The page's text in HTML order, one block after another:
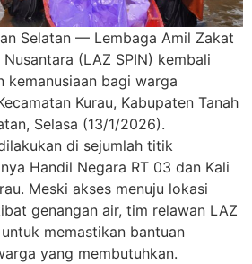
Selatan — Lembaga Amil Zakat
(LAZ SPIN) kembali
kemanusiaan bagi warga
Kurau, Kabupaten Tanah
Selasa (13/1/2026).
di sejumlah titik
Handil Negara RT 03 dan Kali
Meski akses menuju lokasi
genangan air, tim relawan LAZ
memastikan bantuan
yang membutuhkan.